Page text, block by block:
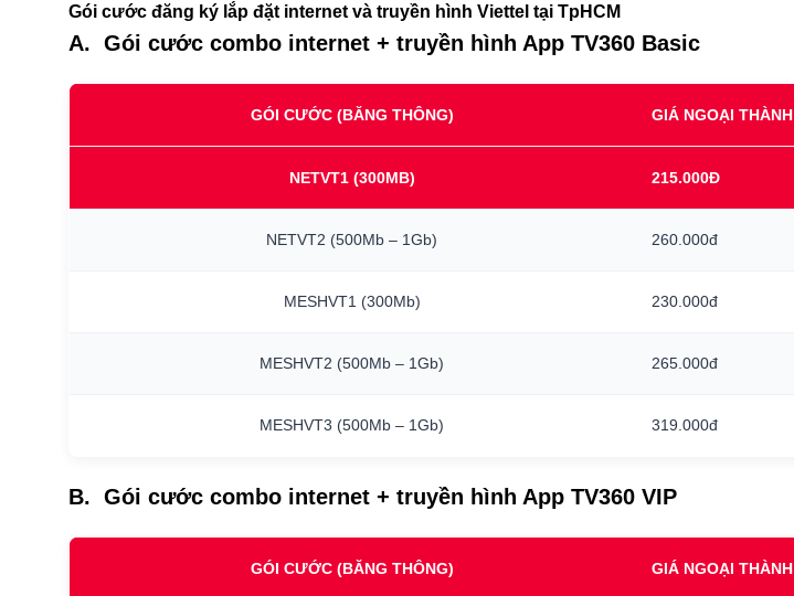
Gói cước đăng ký lắp đặt internet và truyền hình Viettel tại TpHCM
A. Gói cước combo internet + truyền hình App TV360 Basic
GÓI CƯỚC (BĂNG THÔNG) GIÁ NGOẠI THÀNH
NETVT1 (300MB) 215.000Đ
NETVT2 (500Mb – 1Gb) 260.000đ
MESHVT1 (300Mb) 230.000đ
MESHVT2 (500Mb – 1Gb) 265.000đ
MESHVT3 (500Mb – 1Gb) 319.000đ
B. Gói cước combo internet + truyền hình App TV360 VIP
GÓI CƯỚC (BĂNG THÔNG) GIÁ NGOẠI THÀNH